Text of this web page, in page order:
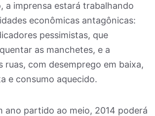
a imprensa estará trabalhando
econômicas antagônicas:
pessimistas, que
as manchetes, e a
ruas, com desemprego em baixa,
e consumo aquecido.
ano partido ao meio, 2014 poderá